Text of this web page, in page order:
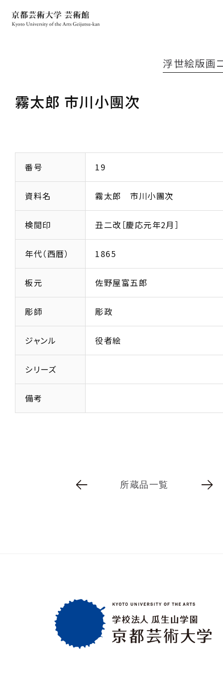
霧太郎 市川小團次
浮世絵版画
番号 19
資料名 霧太郎 市川小團次
検閲印 丑二改［慶応元年2月］
年代（西暦） 1865
板元 佐野屋富五郎
彫師 彫政
ジャンル 役者絵
シリーズ
備考
所蔵品一覧